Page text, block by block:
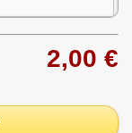
2,00 €